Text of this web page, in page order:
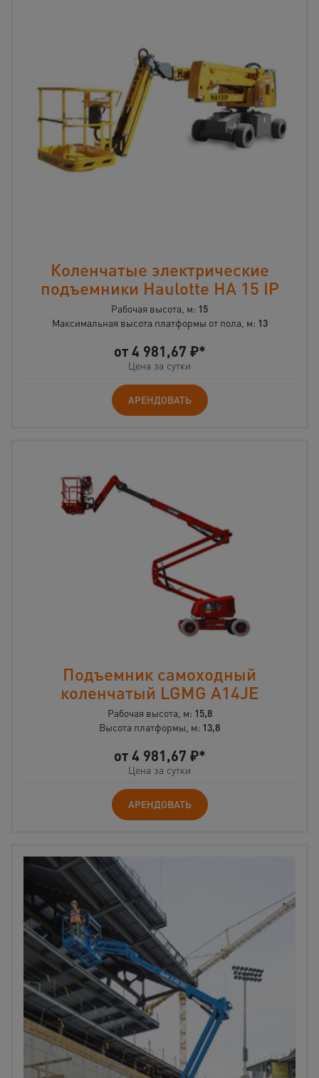
Коленчатые электрические
подъемники Haulotte HA 15 IP
Рабочая высота, м: 15
Максимальная высота платформы от пола, м: 13
от4 981,67 ₽*
Цена за сутки
АРЕНДОВАТЬ
Подъемник самоходный
коленчатый LGMG A14JE
Рабочая высота, м: 15,8
Высота платформы, м: 13,8
от4 981,67 ₽*
Цена за сутки
АРЕНДОВАТЬ